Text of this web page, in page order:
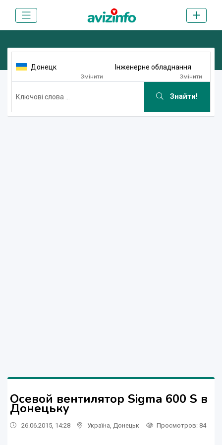
Донецк
Змінити
Інженерне обладнання
Змінити
Знайти!
Осевой вентилятор Sigma 600 S в
Донецьку
26.06.2015, 14:28 Україна Донецьк Просмотров: 84